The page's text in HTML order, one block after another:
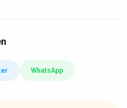
WhatsApp